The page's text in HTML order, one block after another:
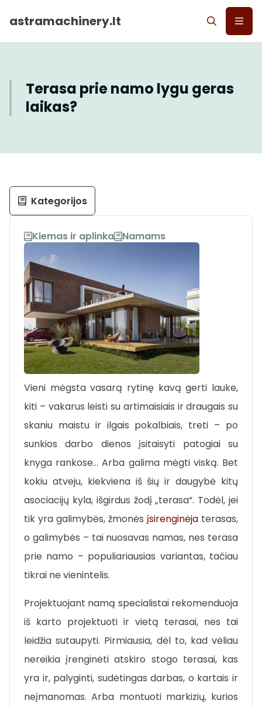
astramachinery.lt
Terasa prie namo lygu geras
laikas?
Kiemas ir aplinka Namams
Vieni mėgsta vasarą rytinę kavą gerti lauke,
kiti – vakarus leisti su artimaisiais ir draugais su
skaniu maistu ir ilgais pokalbiais, treti – po
sunkios darbo dienos įsitaisyti patogiai su
knyga rankose… Arba galima mėgti viską. Bet
kokiu atveju, kiekviena iš šių ir daugybė kitų
asociacijų kyla, išgirdus žodį „terasa“. Todėl, jei
tik yra galimybės, žmonės įsirenginėja terasas,
o galimybės – tai nuosavas namas, nes terasa
prie namo – populiariausias variantas, tačiau
tikrai ne vienintelis.
Projektuojant namą specialistai rekomenduoja
iš karto projektuoti ir vietą terasai, nes tai
leidžia sutaupyti. Pirmiausia, dėl to, kad vėliau
nereikia įrenginėti atskiro stogo terasai, kas
yra ir, palyginti, sudėtingas darbas, o kartais ir
neįmanomas. Arba montuoti markizių, kurios
Kategorijos